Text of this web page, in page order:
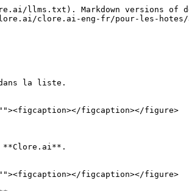
llms.txt). Markdown versions of
clore.ai-eng-fr/pour-les-hotes/
la liste.
figcaption></figure>
**Clore.ai**.
figcaption></figure>